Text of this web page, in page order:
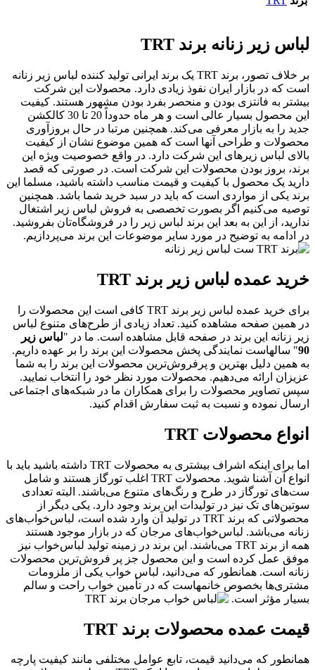
لباس زیر زنانه برند TRT
بر خلاف تصور، برند TRT یک برند ایرانی تولید کننده لباس زیر زنانه
است که در بازار ایران نفوذ زیادی دارد. محصولات این شرکت
بیشتر به فانتزی بودن و منحصر بفرد بودن مشهور هستند. کیفیت
این محصول بسیار عالی است و هر ماه حدوداً 20 تا 30 کالکشن
جدید را به بازار معرفی می‌کند. همچنین مرتبا در حال بروزآوری
محصولات و طراحی آنها است که همین موضوع نشان از کیفیت
بالای لباس زیرهای این شرکت دارد. در واقع خصوصیت ویژه این
برند، بروز بودن محصولات این شرکت است. در صورتی که قصد
دارید یک محصول با کیفیت و قیمت مناسب داشته باشید، مسلما این
برند یکی از مواردی است که باید در سبد خرید شما باشد. همچنین
توصیه می‌کنیم اگر بصورت تخصصی به فروش لباس زیر اشتغال
ندارید، از این به بعد این برند لباس زیر را در فروشگاه‌تان بفروشید.
در ادامه به توضیح در مورد سایر موضوعات این برند می‌پردازیم.
خرید عمده لباس زیر برند TRT
برای خرید عمده لباس زیر برند TRT کافی است این محصولات را
در همین صفحه مشاهده کنید. تعداد زیادی از طرح‌های متنوع لباس
زیر زنانه این برند در صفحه قابل مشاهده است. ما در "لباس زیر
90" سالهاست نمایندگی پخش محصولات این برند را بر عهده داریم.
به همین دلیل بهترین و پرفروش‌ترین محصولات این برند را به شما
عزیزان ارائه می‌دهیم. محصولات مورد نظر خود را انتخاب نمایید.
سپس تصاویر محصولات را برای همکاران ما در شبکه‌های اجتماعی
ارسال نموده و نسبت به ثبت سفارش اقدام کنید.
انواع محصولات TRT
اما برای اینکه اشراف بیشتری به محصولات TRT داشته باشید باید با
انواع آن آشنا شوید. محصولات TRT اغلب تورگاز هستند و شامل
ست‌های تورگاز در طرح و رنگ‌های متنوع می‌باشند. البته تعدادی
سوتین‌های تک نیز در تولیدات این برند وجود دارد. یکی دیگر از
محصولاتی که برند TRT در تولید آن وارد شده است، لباس‌خواب‌های
زنانه می‌باشد. لباس‌خواب‌های مرجان که در بازار موجود هستند
همه از برند TRT می‌باشند. این برند در زمینه تولید لباس‌خواب نیز
موفق عمل کرده است و این محصول جز پر فروش‌ترین محصولات
زنانه است. همانطور که می‌دانید، لباس خواب یکی از ملزومات
مشتری‌ها بخصوص خانمهاست که در تأمین خواب راحت و سالم
بسیار مؤثر است.
قیمت عمده محصولات برند TRT
همانطور که می‌دانید قیمت، تابع عوامل مختلفی مانند کیفیت پارچه